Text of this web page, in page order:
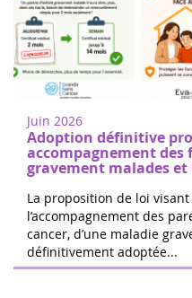
Juin 2026
Adoption définitive
accompagnement des
gravement malades et
La proposition de loi
l’accompagnement des
cancer, d’une maladie
définitivement adoptée...
18
juin
2022
Donne
Cammina
sul cancro
in loco. Il
04
Le 24 ore
Il team di